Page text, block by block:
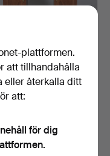
valnöt med
skiva, se…
plattformen.
att tillhandahålla
eller återkalla ditt
att:
för dig